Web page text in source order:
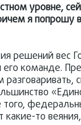
уровне,
я попрошу
решений
его команде.
то